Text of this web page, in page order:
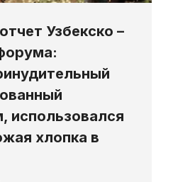
Узбекско –
использовался
хлопка в